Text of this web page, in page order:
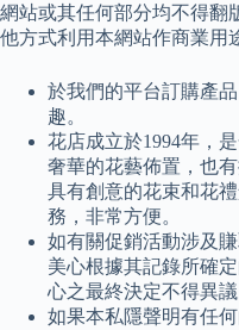
網站或其任何部分均不得翻
他方式利用本網站作商業用
於我們的平台訂購產
趣。
花店成立於1994年，
奢華的花藝佈置，也
具有創意的花束和花
務，非常方便。
如有關促銷活動涉及
美心根據其記錄所確
心之最終決定不得異議
如果本私隱聲明有任